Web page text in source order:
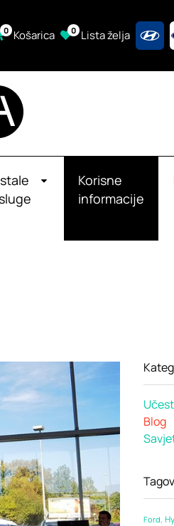
0 Košarica 0 Lista želja
Korisne
informacije
Blog
Ford